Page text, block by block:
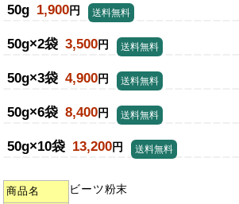
50g 1,900円 送料無料
50g×2袋 3,500円 送料無料
50g×3袋 4,900円 送料無料
50g×6袋 8,400円 送料無料
50g×10袋 13,200円 送料無料
商品名 ビーツ粉末